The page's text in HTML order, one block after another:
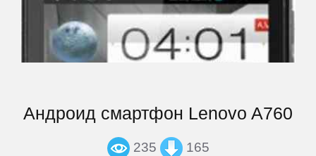
Андроид смартфон Lenovo A760
235 165
Highscreen
HP
HTC